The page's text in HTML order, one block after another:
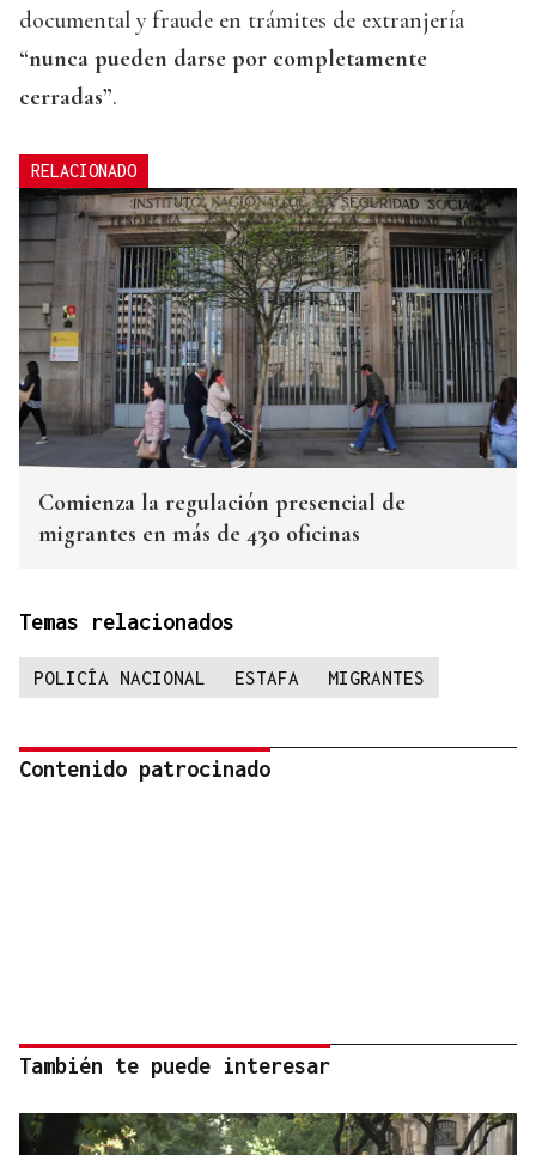
documental y fraude en trámites de extranjería
“nunca pueden darse por completamente
cerradas”.
RELACIONADO
Comienza la regulación presencial de
migrantes en más de 430 oficinas
Temas relacionados
POLICÍA NACIONAL ESTAFA MIGRANTES
Contenido patrocinado
También te puede interesar